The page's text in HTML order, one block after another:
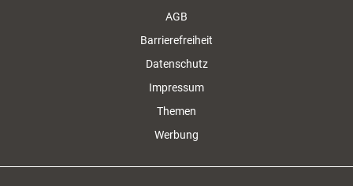
AGB
Barrierefreiheit
Datenschutz
Impressum
Themen
Werbung